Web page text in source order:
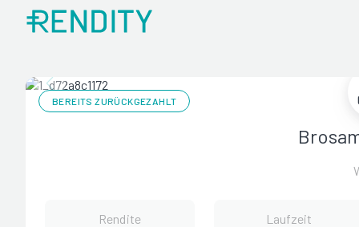
BEREITS ZURÜCKGEZAHLT
Rendite
Laufzeit